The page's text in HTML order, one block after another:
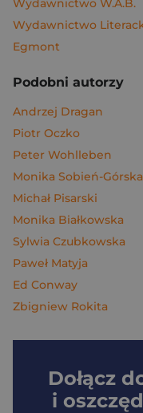
Wydawnictwo W.A.B.
Wydawnictwo
Egmont
Podobni autorzy
Andrzej Dragan
Piotr Oczko
Peter Wohlleben
Monika Sobień-Górska
Michał Pisarski
Monika Białkowska
Sylwia Czubkowska
Paweł Matyja
Ed Conway
Zbigniew Rokita
Dołącz
i